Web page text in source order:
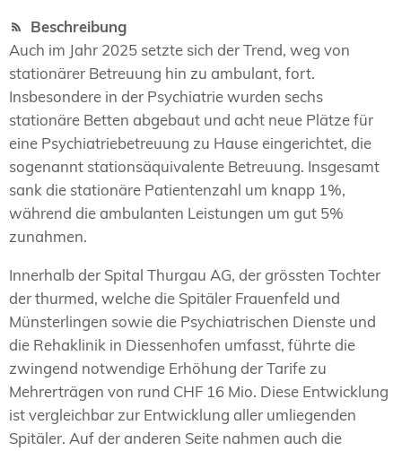
Beschreibung
Auch im Jahr 2025 setzte sich der Trend, weg von
stationärer Betreuung hin zu ambulant, fort.
Insbesondere in der Psychiatrie wurden sechs
stationäre Betten abgebaut und acht neue Plätze für
eine Psychiatriebetreuung zu Hause eingerichtet, die
sogenannt stationsäquivalente Betreuung. Insgesamt
sank die stationäre Patientenzahl um knapp 1%,
während die ambulanten Leistungen um gut 5%
zunahmen.
Innerhalb der Spital Thurgau AG, der grössten Tochter
der thurmed, welche die Spitäler Frauenfeld und
Münsterlingen sowie die Psychiatrischen Dienste und
die Rehaklinik in Diessenhofen umfasst, führte die
zwingend notwendige Erhöhung der Tarife zu
Mehrerträgen von rund CHF 16 Mio. Diese Entwicklung
ist vergleichbar zur Entwicklung aller umliegenden
Spitäler. Auf der anderen Seite nahmen auch die